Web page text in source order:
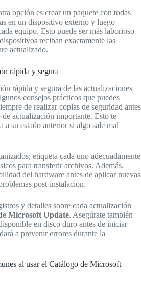
opción es crear un paquete con todas
en un dispositivo externo y luego
equipo. Esto puede ser más laborioso
reciban exactamente las
actualizado.
rápida y segura
rápida y segura de las actualizaciones
consejos prácticos que puedes
de realizar copias de seguridad antes
actualización importante. Esto te
a su estado anterior si algo sale mal
etiqueta cada uno adecuadamente
para transferir archivos. Además,
del hardware antes de aplicar nuevas
post-instalación.
y detalles sobre cada actualización
Microsoft Update. Asegúrate también
en disco duro antes de iniciar
a prevenir errores durante la
al usar el Catálogo de Microsoft